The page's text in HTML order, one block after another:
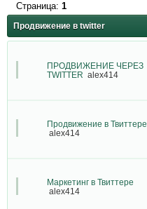
Продвижение в twitter
Страница: 1
ПРОДВИЖЕНИЕ ЧЕРЕЗ
TWITTER alex414
Продвижение в Твиттере
alex414
Маркетинг в Твиттере
alex414